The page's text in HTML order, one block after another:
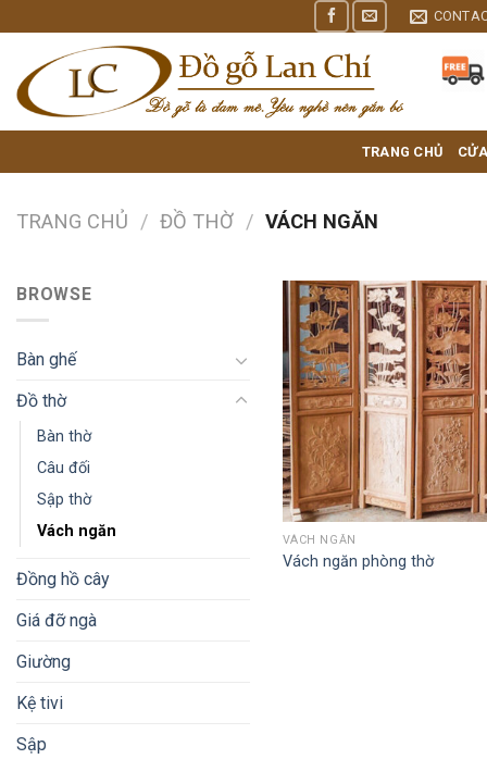
content
TRANG CHỦ
TRANG CHỦ / ĐỒ THỜ / VÁCH NGĂN
BROWSE
Bàn ghế
Đồ thờ
Bàn thờ
Câu đối
Sập thờ
Vách ngăn
Đồng hồ cây
Giá đỡ ngà
Giường
Kệ tivi
Sập
VÁCH NGĂN
Vách ngăn phòng thờ